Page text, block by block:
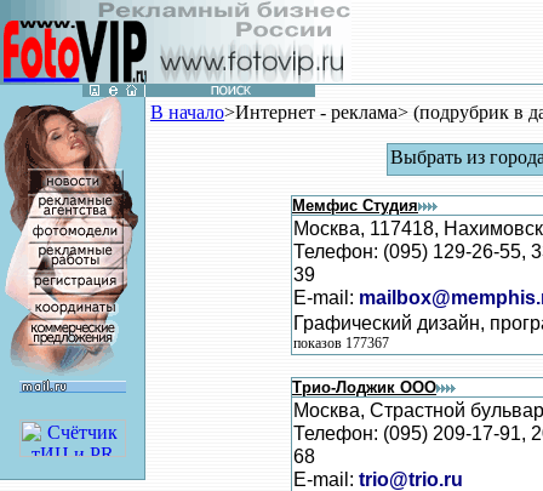
В начало>Интернет - реклама> (подрубрик в
Выбрать из
Мемфис Студия
Москва, 117418,
Телефон: (095) 129-26-55,
39
E-mail:
Графический дизайн,
показов 177367
Трио-Лоджик ООО
Москва, Страстной
Телефон: (095) 209-17-91,
68
E-mail: trio@trio.ru